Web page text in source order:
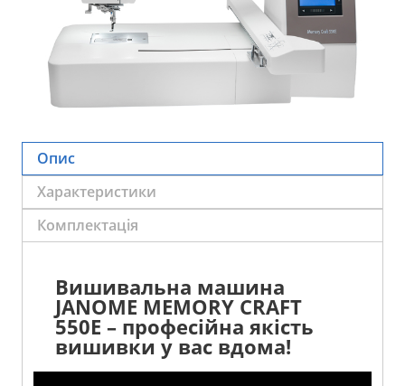
Опис
Характеристики
Комплектація
Вишивальна машина
JANOME MEMORY CRAFT
550E – професійна якість
вишивки у вас вдома!